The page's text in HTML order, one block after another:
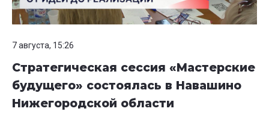
7 августа, 15:26
Стратегическая сессия «Мастерские
будущего» состоялась в Навашино
Нижегородской области